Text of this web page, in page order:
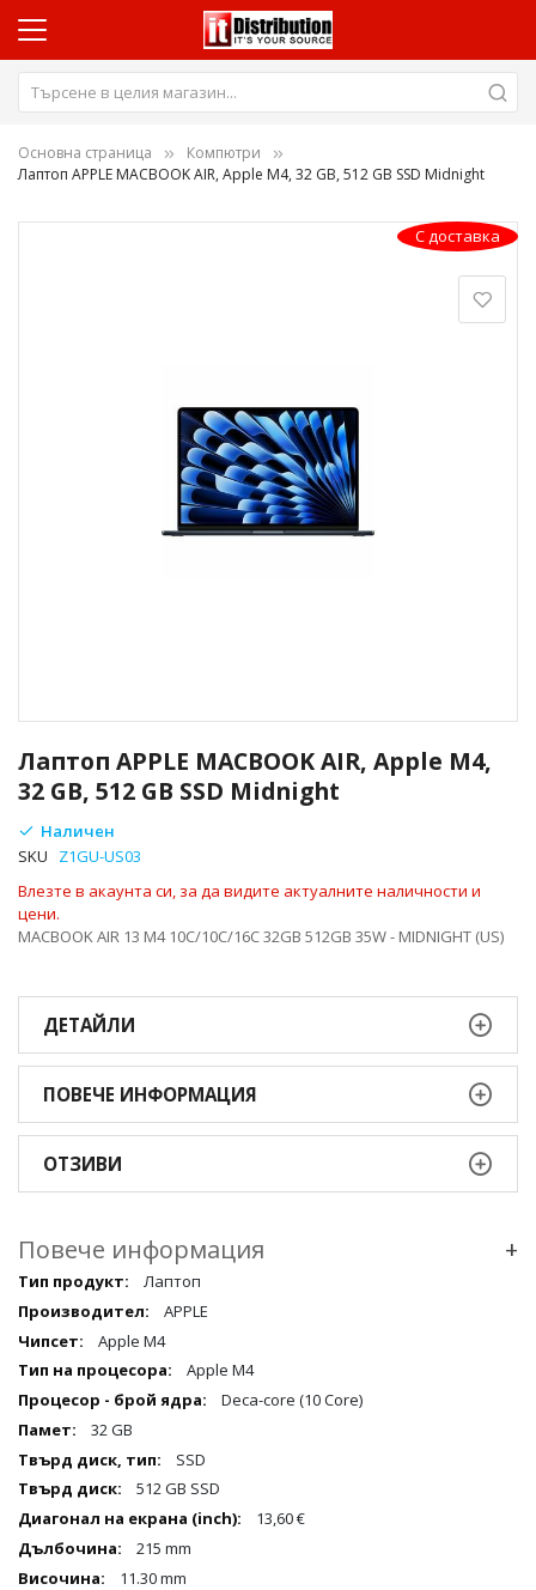
Основна страница
Компютри
Лаптоп APPLE MACBOOK AIR, Apple M4, 32 GB, 512 GB SSD Midnight
Лаптоп APPLE MACBOOK AIR, Apple M4,
32 GB, 512 GB SSD Midnight
Наличен
SKU
Z1GU-US03
Влезте в акаунта си, за да видите актуалните наличности и
цени.
MACBOOK AIR 13 M4 10C/10C/16C 32GB 512GB 35W - MIDNIGHT (US)
С доставка
към
началото
на
галерия
снимки
ДЕТАЙЛИ
ПОВЕЧЕ ИНФОРМАЦИЯ
ОТЗИВИ
Повече информация +
Повече
информация
qqq
Лаптоп
APPLE
Apple M4
Apple M4
Deca-core (10 Core)
32 GB
SSD
512 GB SSD
13,60 €
215 mm
11.30 mm